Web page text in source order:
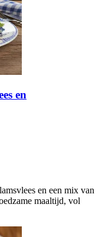
en
en een mix van
maaltijd, vol